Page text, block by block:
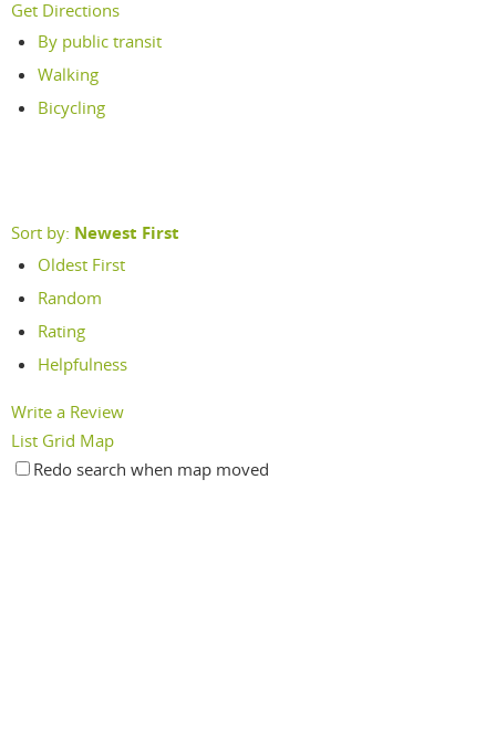
Get Directions
By public transit
Walking
Bicycling
Sort by: Newest First
Oldest First
Random
Rating
Helpfulness
Write a Review
List Grid Map
Redo search when map moved